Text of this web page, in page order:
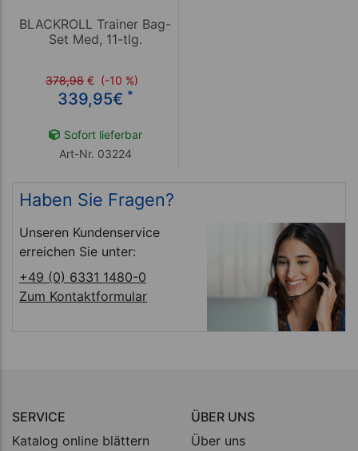
BLACKROLL Trainer Bag-
Set Med, 11-tlg.
378,98 € (-10 %)
339,95€ *
Sofort lieferbar
Art-Nr. 03224
Haben Sie Fragen?
Unseren Kundenservice
erreichen Sie unter:
+49 (0) 6331 1480-0
Zum Kontaktformular
SERVICE
Katalog online blättern
ÜBER UNS
Über uns